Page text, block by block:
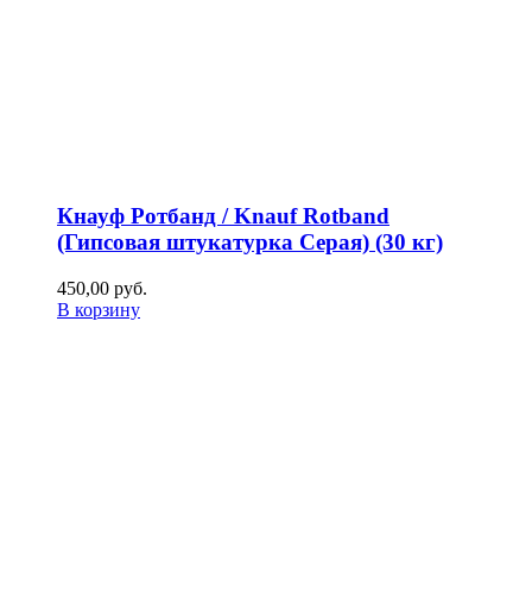
Кнауф Ротбанд / Knauf Rotband
(Гипсовая штукатурка Серая) (30 кг)
450,00 руб.
В корзину